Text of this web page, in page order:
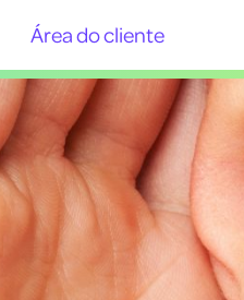
Área do cliente